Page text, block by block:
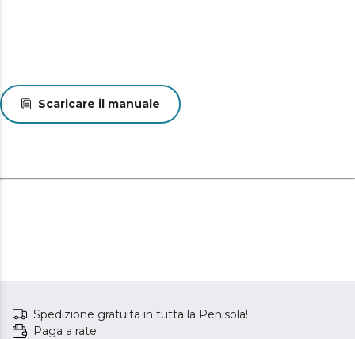
Scaricare il manuale
Spedizione gratuita in tutta la Penisola!
Paga a rate